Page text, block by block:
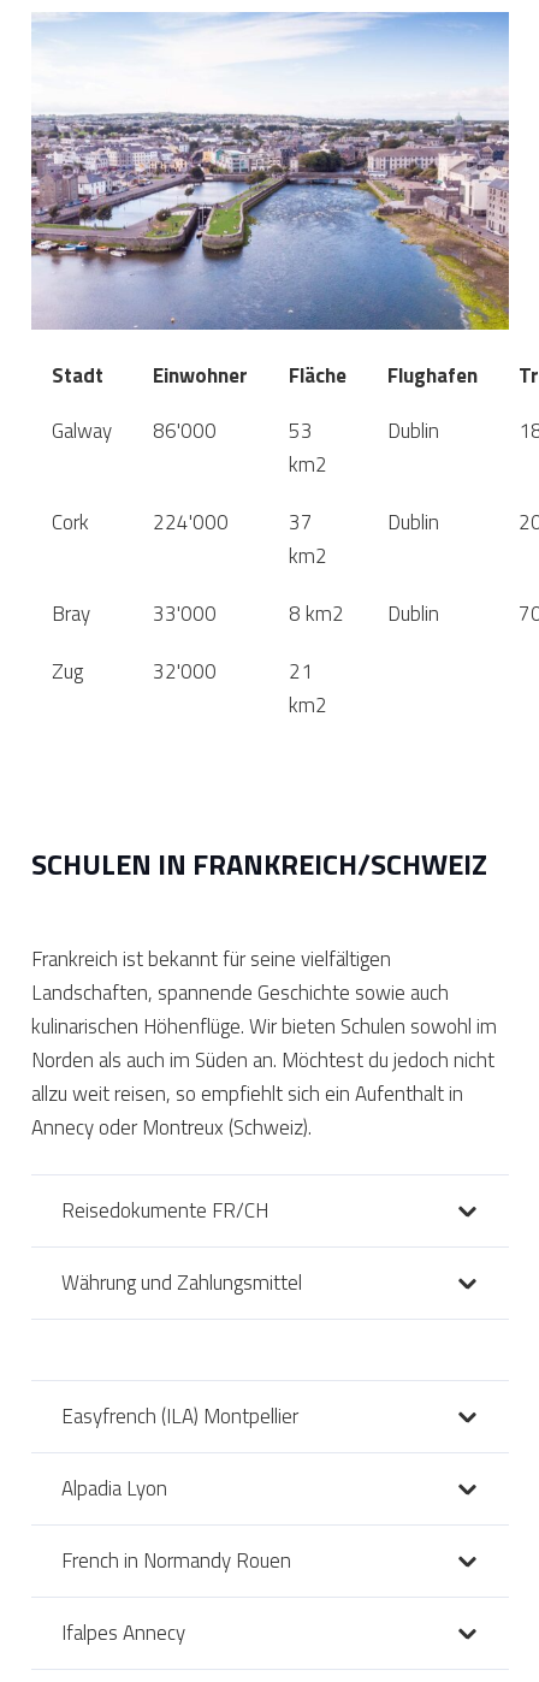
Stadt Einwohner Fläche Flughafen
Galway
86'000
53
km2
Dublin
Cork 224'000
37
km2
Dublin
Bray 33'000 8 km2 Dublin
Zug
32'000
21
km2
SCHULEN IN FRANKREICH/SCHWEIZ
Frankreich ist bekannt für seine vielfältigen
Landschaften, spannende Geschichte sowie auch
kulinarischen Höhenflüge. Wir bieten Schulen sowohl im
Norden als auch im Süden an. Möchtest du jedoch nicht
allzu weit reisen, so empfiehlt sich ein Aufenthalt in
Annecy oder Montreux (Schweiz).
Reisedokumente FR/CH
Währung und Zahlungsmittel
Easyfrench (ILA) Montpellier
Alpadia Lyon
French in Normandy Rouen
Ifalpes Annecy